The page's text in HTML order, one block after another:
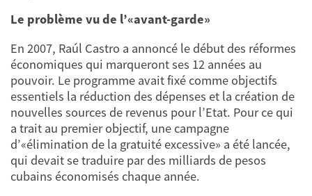
Le problème vu de l’«avant-garde»
En 2007, Raúl Castro a annoncé le début des réformes
économiques qui marqueront ses 12 années au
pouvoir. Le programme avait fixé comme objectifs
essentiels la réduction des dépenses et la création de
nouvelles sources de revenus pour l’Etat. Pour ce qui
a trait au premier objectif, une campagne
d’«élimination de la gratuité excessive» a été lancée,
qui devait se traduire par des milliards de pesos
cubains économisés chaque année.